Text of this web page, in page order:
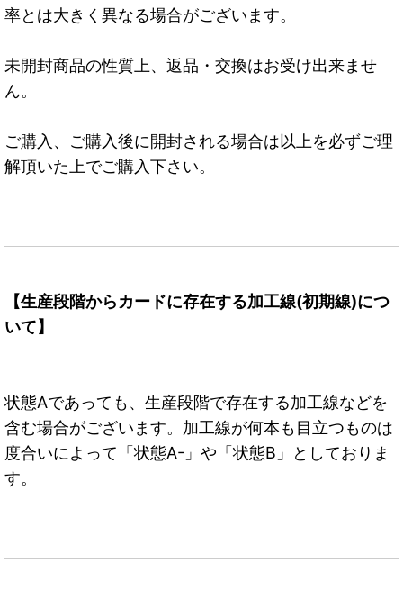
率とは大きく異なる場合がございます。
未開封商品の性質上、返品・交換はお受け出来ませ
ん。
ご購入、ご購入後に開封される場合は以上を必ずご理
解頂いた上でご購入下さい。
【生産段階からカードに存在する加工線(初期線)につ
いて】
状態Aであっても、生産段階で存在する加工線などを
含む場合がございます。加工線が何本も目立つものは
度合いによって「状態A-」や「状態B」としておりま
す。